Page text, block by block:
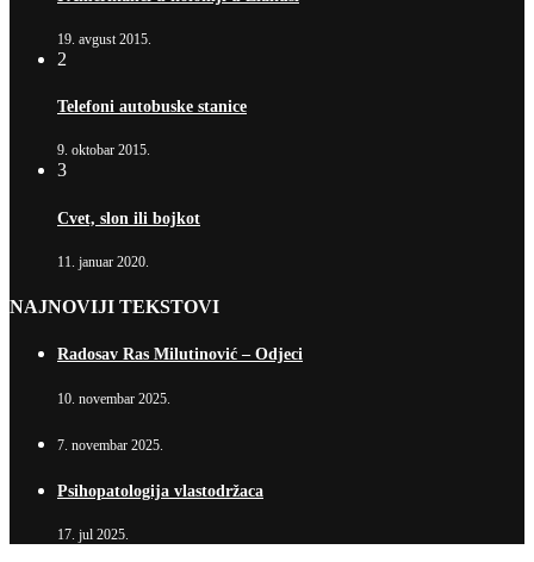
19. avgust 2015.
2
Telefoni autobuske stanice
9. oktobar 2015.
3
Cvet, slon ili bojkot
11. januar 2020.
NAJNOVIJI TEKSTOVI
Radosav Ras Milutinović – Odjeci
10. novembar 2025.
7. novembar 2025.
Psihopatologija vlastodržaca
17. jul 2025.